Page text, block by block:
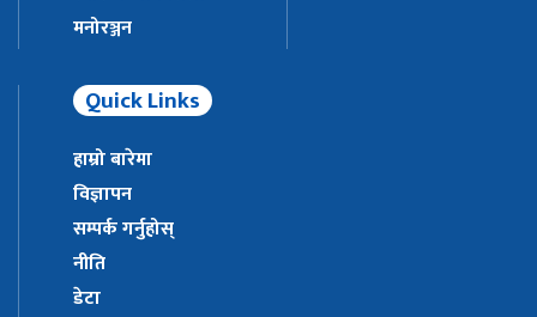
मनोरञ्जन
Quick Links
हाम्रो बारेमा
विज्ञापन
सम्पर्क गर्नुहोस्
नीति
डेटा